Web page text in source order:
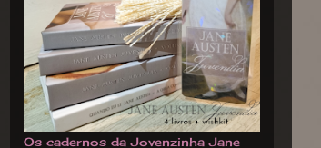
Os cadernos da Jovenzinha Jane